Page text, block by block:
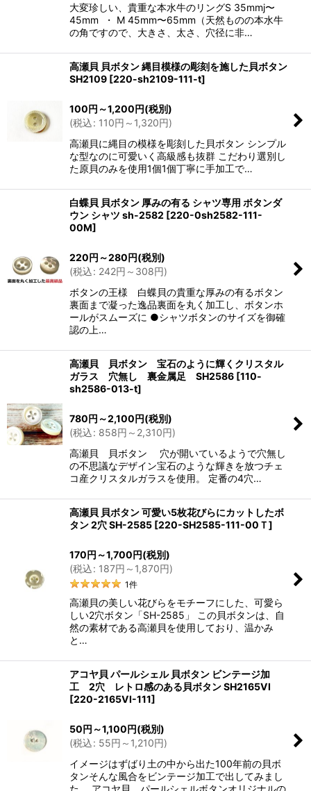
大変珍しい、貴重な本水牛のリングS 35mmj〜
45mm ・ M 45mm〜65mm（天然ものの本水牛
の角ですので、大きさ、太さ、穴径に非…
高瀬貝 貝ボタン 縄目模様の彫刻を施した貝ボタン
SH2109 [220-sh2109-111-t]
100円 ～1,200円(税別)
(税込: 110円 ～1,320円)
高瀬貝に縄目の模様を彫刻した貝ボタン シンプル
な型なのに可愛いく高級感も抜群 こだわり選別し
た原貝のみを使用1個1個丁寧に手加工で…
白蝶貝 貝ボタン 厚みの有る シャツ専用 ボタンダ
ウン シャツ sh-2582 [220-0sh2582-111-
00M]
220円 ～280円(税別)
(税込: 242円 ～308円)
ボタンの王様 白蝶貝の貴重な厚みの有るボタン
裏面まで凝った逸品裏面を丸く加工し、ボタンホ
ールがスムーズに ●シャツボタンのサイズを御確
認の上…
高瀬貝 貝ボタン 宝石のように輝くクリスタル
ガラス 穴無し 裏金属足 SH2586 [110-
sh2586-013-t]
780円 ～2,100円(税別)
(税込: 858円 ～2,310円)
高瀬貝 貝ボタン 穴が開いているようで穴無し
の不思議なデザイン宝石のような輝きを放つチェ
コ産クリスタルガラスを使用。 定番の4穴…
高瀬貝 貝ボタン 可愛い5枚花びらにカットしたボ
タン 2穴 SH-2585 [220-SH2585-111-00Ｔ]
170円 ～1,700円(税別)
(税込: 187円 ～1,870円)
1件
高瀬貝の美しい花びらをモチーフにした、可愛ら
しい2穴ボタン「SH-2585」 この貝ボタンは、自
然の素材である高瀬貝を使用しており、温かみ
と…
アコヤ貝 パールシェル 貝ボタン ビンテージ加
工 2穴 レトロ感のある貝ボタン SH2165VI
[220-2165VI-111]
50円 ～1,100円(税別)
(税込: 55円 ～1,210円)
イメージはずばり土の中から出た100年前の貝ボ
タンそんな風合をビンテージ加工で出してみまし
た。 アコヤ貝 パールシェルボタンオリジナルの